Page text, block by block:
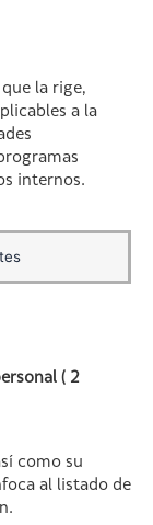
la rige,
a la
internos.
( 2
como su
al listado de